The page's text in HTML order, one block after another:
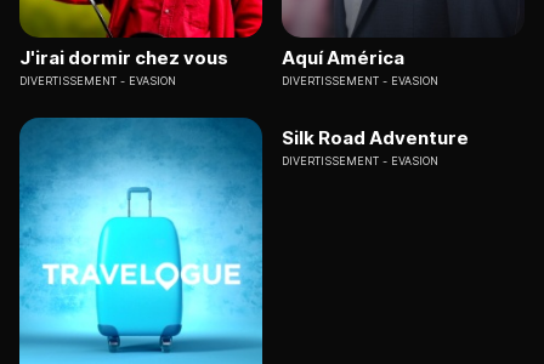
J'irai dormir chez vous
DIVERTISSEMENT EVASION
Aquí América
DIVERTISSEMENT EVASION
Silk Road Adventure
DIVERTISSEMENT EVASION